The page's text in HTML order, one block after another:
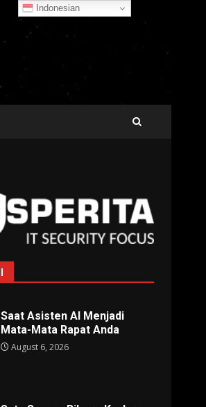
Saat Asisten AI Menjadi
Mata-Mata Rapat Anda
August 6, 2026
Indonesian